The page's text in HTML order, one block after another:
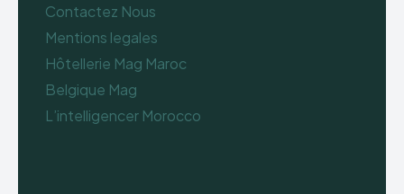
Contactez Nous
Mentions legales
Hôtellerie Mag Maroc
Belgique Mag
L’intelligencer Morocco